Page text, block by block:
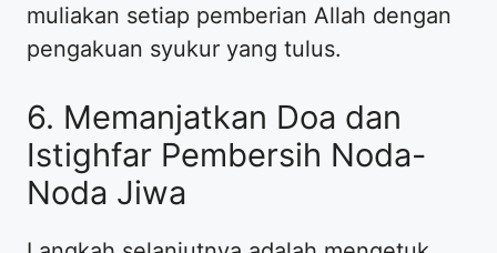
muliakan setiap pemberian Allah dengan
pengakuan syukur yang tulus.
6. Memanjatkan Doa dan
Istighfar Pembersih Noda-
Noda Jiwa